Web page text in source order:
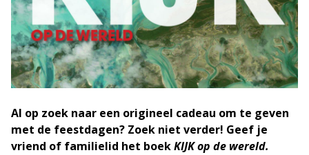
Al op zoek naar een origineel cadeau om te geven
met de feestdagen? Zoek niet verder! Geef je
vriend of familielid het boekKIJK op de wereld.